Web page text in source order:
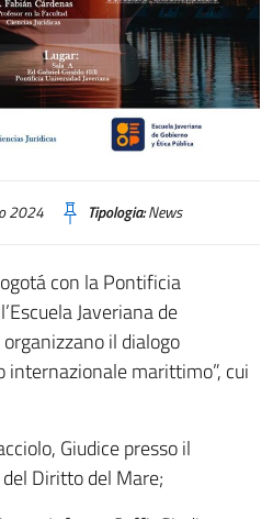
2024 Tipologia:News
con la Pontificia
Javeriana de
il dialogo
internazionale marittimo”, cui
Giudice presso il
Diritto del Mare;